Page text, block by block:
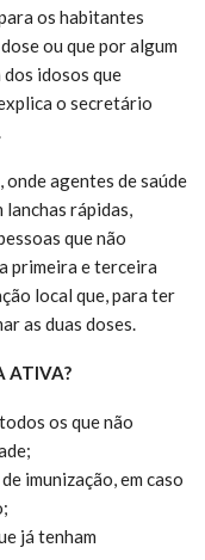
os habitantes
ou que por algum
idosos que
o secretário
onde agentes de saúde
rápidas,
que não
primeira e terceira
local que, para ter
as duas doses.
ATIVA?
os que não
imunização, em caso
já tenham